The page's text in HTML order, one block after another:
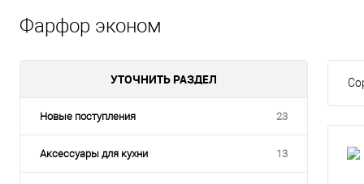
Фарфор эконом
УТОЧНИТЬ РАЗДЕЛ
Новые поступления 23
Аксессуары для кухни 13